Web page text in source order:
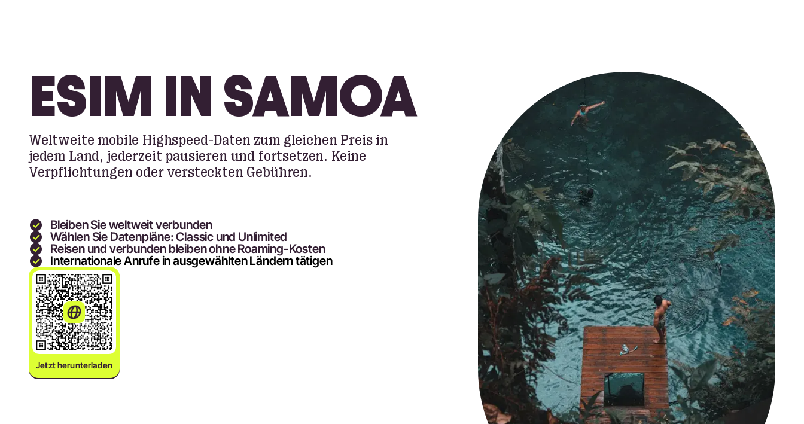
ESIM IN SAMOA
Weltweite mobile Highspeed-Daten zum gleichen Preis in
jedem Land, jederzeit pausieren und fortsetzen. Keine
Verpflichtungen oder versteckten Gebühren.
Bleiben Sie weltweit verbunden
Wählen Sie Datenpläne: Classic und Unlimited
Reisen und verbunden bleiben ohne Roaming-Kosten
Internationale Anrufe in ausgewählten Ländern tätigen
Jetzt herunterladen